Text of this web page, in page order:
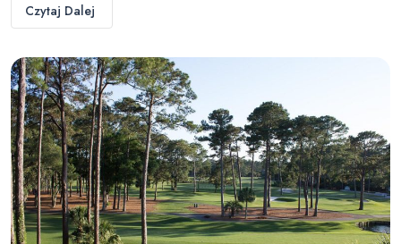
Czytaj Dalej